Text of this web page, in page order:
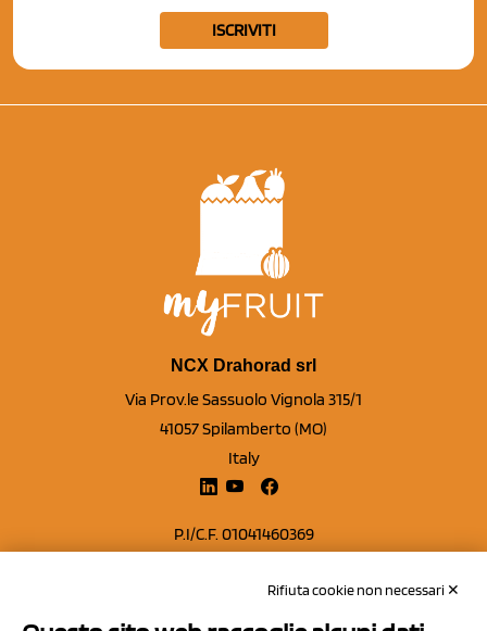
ISCRIVITI
NCX Drahorad srl
Via Prov.le Sassuolo Vignola 315/1
41057 Spilamberto (MO)
Italy
P.I/C.F. 01041460369
Capitale sociale Euro 50.000,00 i.v.Rifiuta cookie non necessari ✕